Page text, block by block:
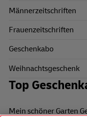
Männerzeitschriften
Frauenzeitschriften
Geschenkabo
Weihnachtsgeschenk
Top
Mein schöner Garten